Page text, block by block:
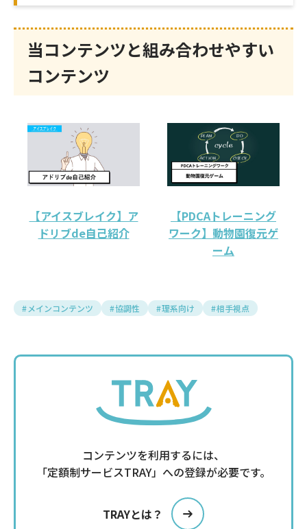
当コンテンツと組み合わせやすい
コンテンツ
【アイスブレイク】ア
ドリブde自己紹介
【PDCAトレーニング
ワーク】動物園復元ゲ
ーム
メインコンテンツ 協調性 理系向け 相手視点
コンテンツを利用するには、
「定額制サービスTRAY」への登録が必要です。
TRAYとは？